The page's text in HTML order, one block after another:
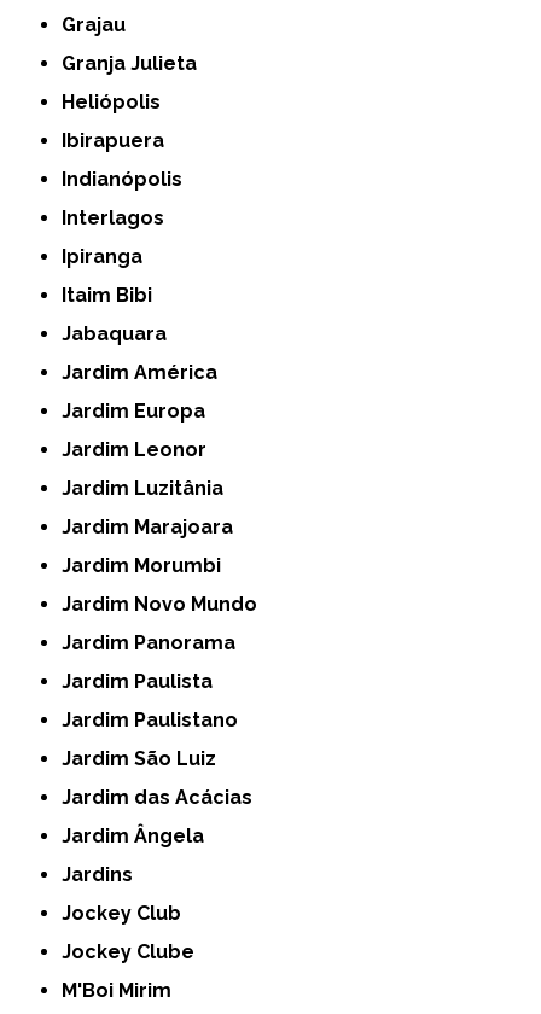
Grajau
Granja Julieta
Heliópolis
Ibirapuera
Indianópolis
Interlagos
Ipiranga
Itaim Bibi
Jabaquara
Jardim América
Jardim Europa
Jardim Leonor
Jardim Luzitânia
Jardim Marajoara
Jardim Morumbi
Jardim Novo Mundo
Jardim Panorama
Jardim Paulista
Jardim Paulistano
Jardim São Luiz
Jardim das Acácias
Jardim Ângela
Jardins
Jockey Club
Jockey Clube
M'Boi Mirim